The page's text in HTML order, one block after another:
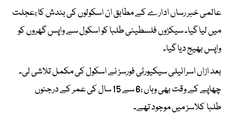
عالمی خبر رساں ادارے کے مطابق ان اسکولوں کی بندش کا ;عجلت
میں لیا گیا۔ سیکڑوں فلسطینی طلبا کو اسکول سے واپس گھروں کو
واپس بھیج دیا گیا۔
بعد ازاں اسرائیلی سیکیورٹی فورسز نے اسکول کی مکمل تلاشی لی۔
چھاپے کے وقت بھی وہاں ;6 سے 15 سال کی عمر کے درجنوں
طلبا کلاسز میں موجود تھے۔